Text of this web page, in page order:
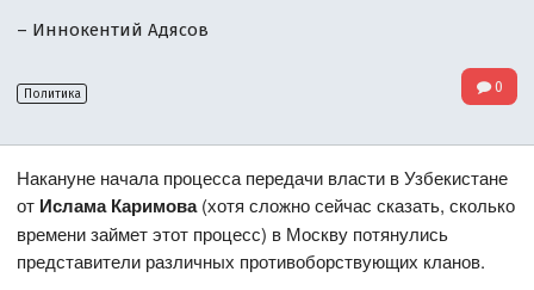
– Иннокентий Адясов
Политика 0
Накануне начала процесса передачи власти в Узбекистане
от Ислама Каримова(хотя сложно сейчас сказать, сколько
времени займет этот процесс) в Москву потянулись
представители различных противоборствующих кланов.